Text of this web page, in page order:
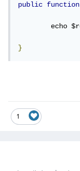
public function
echo
}
1